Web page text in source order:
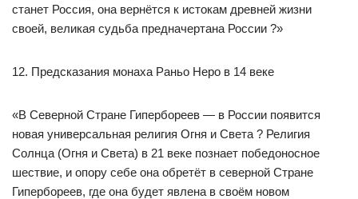
станет Россия, она вернётся к истокам древней жизни
своей, великая судьба предначертана России ?»
12. Предсказания монаха Раньо Неро в 14 веке
«В Северной Стране Гипербореев — в России появится
новая универсальная религия Огня и Света ? Религия
Солнца (Огня и Света) в 21 веке познает победоносное
шествие, и опору себе она обретёт в северной Стране
Гипербореев, где она будет явлена в своём новом